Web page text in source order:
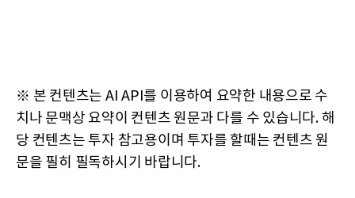
※ 본 컨텐츠는 AI API를 이용하여 요약한 내용으로 수
치나 문맥상 요약이 컨텐츠 원문과 다를 수 있습니다. 해
당 컨텐츠는 투자 참고용이며 투자를 할때는 컨텐츠 원
문을 필히 필독하시기 바랍니다.